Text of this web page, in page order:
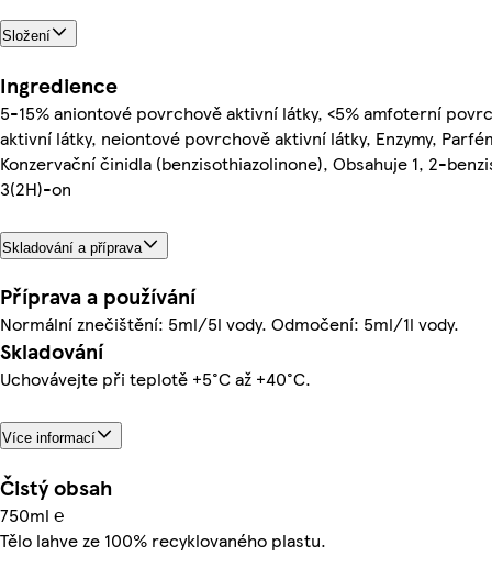
Složení
Ingredience
5-15% aniontové povrchově aktivní látky, <5% amfoterní
aktivní látky, neiontové povrchově aktivní látky, Enzymy,
Konzervační činidla (benzisothiazolinone), Obsahuje 1, 2-
3(2H)-on
Skladování a příprava
Příprava a používání
Normální znečištění: 5ml/5l vody. Odmočení: 5ml/1l vody.
Skladování
Uchovávejte při teplotě +5°C až +40°C.
Více informací
Čistý obsah
750ml ℮
Tělo lahve ze 100% recyklovaného plastu.